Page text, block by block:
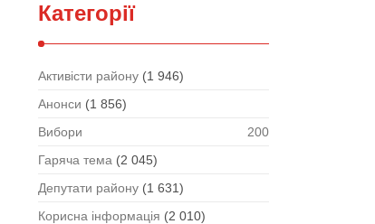
Категорії
Активісти району (1 946)
Анонси (1 856)
Вибори
200
Гаряча тема (2 045)
Депутати району (1 631)
Корисна інформація (2 010)